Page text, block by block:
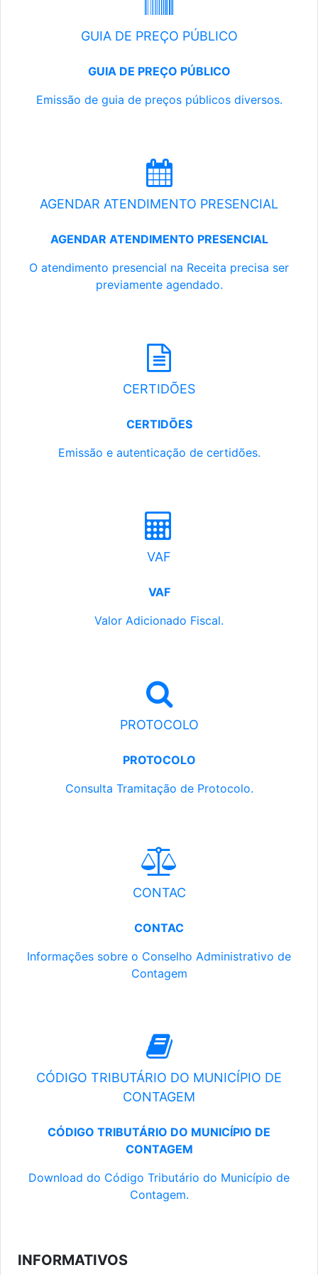
GUIA DE PREÇO PÚBLICO
GUIA DE PREÇO PÚBLICO
Emissão de guia de preços públicos diversos.
AGENDAR ATENDIMENTO PRESENCIAL
AGENDAR ATENDIMENTO PRESENCIAL
O atendimento presencial na Receita precisa ser
previamente agendado.
CERTIDÕES
CERTIDÕES
Emissão e autenticação de certidões.
VAF
VAF
Valor Adicionado Fiscal.
PROTOCOLO
PROTOCOLO
Consulta Tramitação de Protocolo.
CONTAC
CONTAC
Informações sobre o Conselho Administrativo de
Contagem
CÓDIGO TRIBUTÁRIO DO MUNICÍPIO DE
CONTAGEM
CÓDIGO TRIBUTÁRIO DO MUNICÍPIO DE
CONTAGEM
Download do Código Tributário do Município de
Contagem.
INFORMATIVOS